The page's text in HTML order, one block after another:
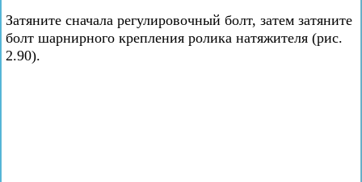
Затяните сначала регулировочный болт, затем затяните
болт шарнирного крепления ролика натяжителя (рис.
2.90).